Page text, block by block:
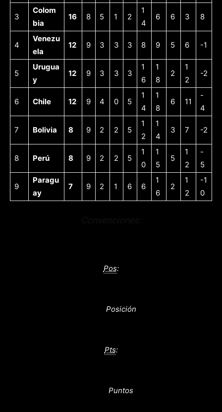
3
Colom
bia
16 8 5 1 2
1
4
6 6 3 8
4
Venezu
ela
12 9 3 3 3 8 9 5 6 -1
5
Urugua
y
12 9 3 3 3
1
6
1
8
2
1
2
-2
6 Chile 12 9 4 0 5
1
4
1
8
6 11
-
4
7 Bolivia 8 9 2 2 5
1
2
1
4
3 7 -2
8 Perú 8 9 2 2 5
1
0
1
5
5
1
2
-
5
9
Paragu
ay
7 9 2 1 6 6
1
6
2
1
2
-1
0
Pos:
Posición
Pts:
Puntos